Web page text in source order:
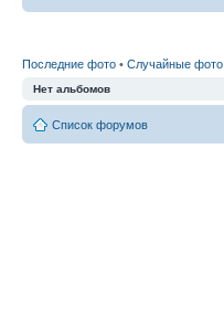
Последние фото • Случайные фото
Нет альбомов
Список форумов